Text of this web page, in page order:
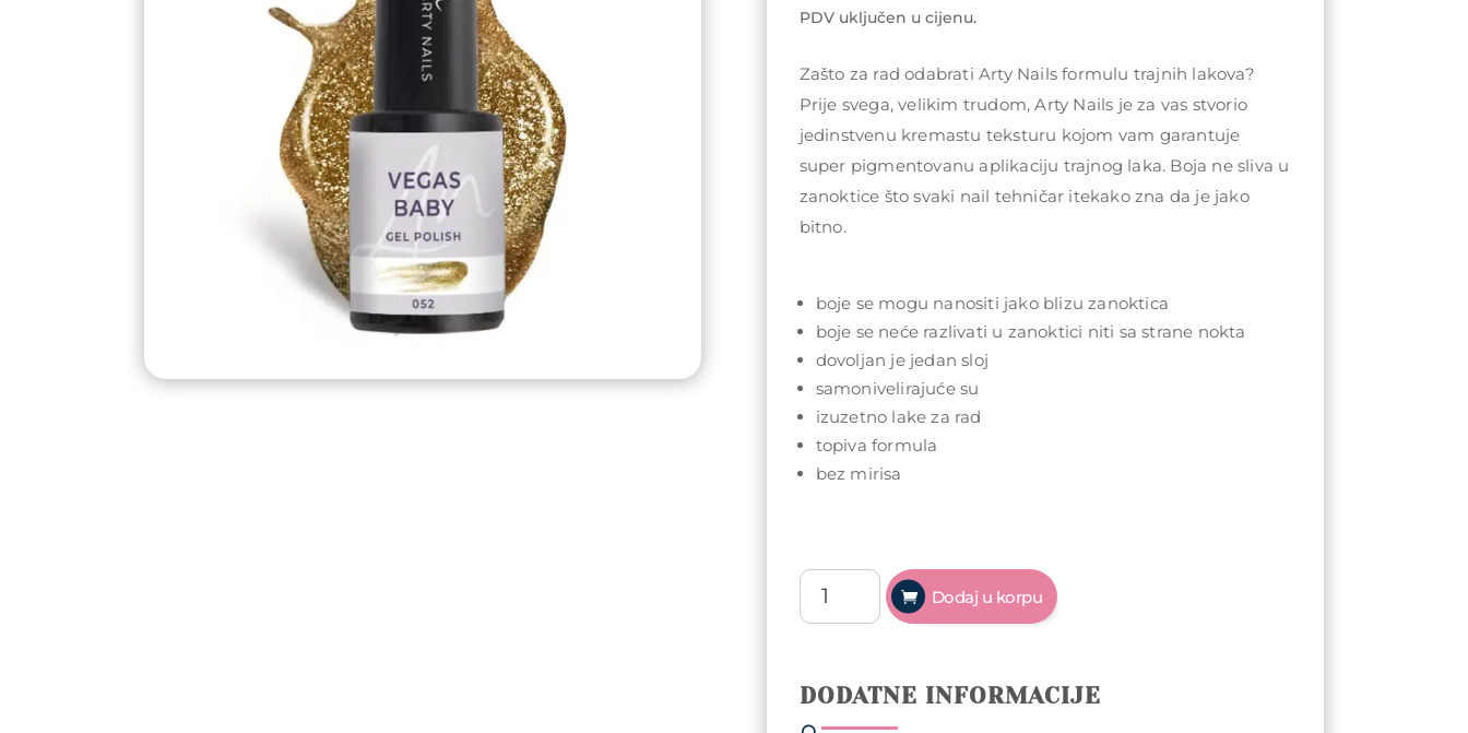
PDV uključen u cijenu.
Zašto za rad odabrati Arty Nails formulu trajnih lakova?
Prije svega, velikim trudom, Arty Nails je za vas stvorio
jedinstvenu kremastu teksturu kojom vam garantuje
super pigmentovanu aplikaciju trajnog laka. Boja ne sliva u
zanoktice što svaki nail tehničar itekako zna da je jako
bitno.
boje se mogu nanositi jako blizu zanoktica
boje se neće razlivati u zanoktici niti sa strane nokta
dovoljan je jedan sloj
samonivelirajuće su
izuzetno lake za rad
topiva formula
bez mirisa
Arty
Nails
trajni
-
Dodaj u korpu
DODATNE INFORMACIJE